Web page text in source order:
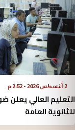
2 أغسطس 2026 - 2:52 م
التعليم العالي يعلن
للثانوية العامة